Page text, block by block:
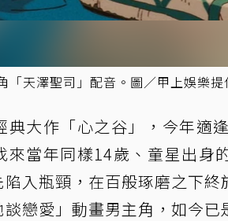
「天澤聖司」配音。圖／甲上娛樂提
大作「心之谷」，今年適
來當年同樣14歲、童星出身
入瓶頸，在百般琢磨之下
戀愛」動畫男主角，如今